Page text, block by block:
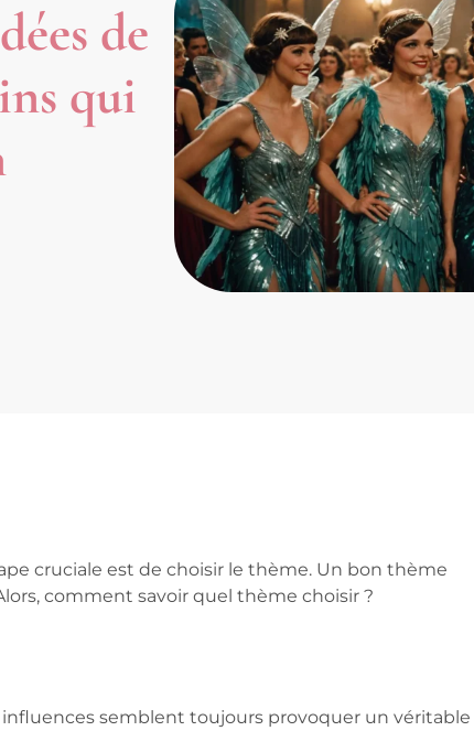
de
qui
cruciale est de choisir le thème. Un bon thème
comment savoir quel thème choisir ?
semblent toujours provoquer un véritable